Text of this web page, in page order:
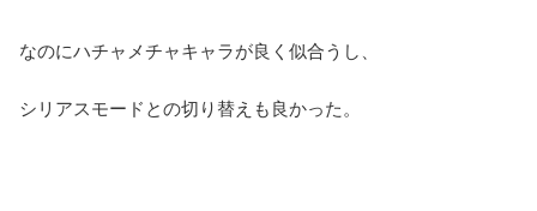
なのにハチャメチャキャラが良く似合うし、
シリアスモードとの切り替えも良かった。